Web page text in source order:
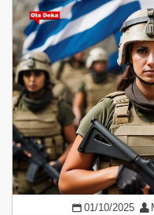
01/10/2025